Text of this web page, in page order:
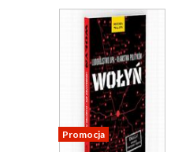
Promocja